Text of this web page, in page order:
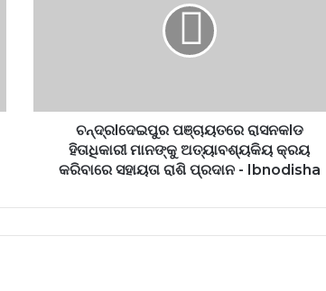
ଚନ୍ଦ୍ରlଦେଇପୁର ପଞ୍ଚାୟତରେ ରାସନକlଡ
ହିତାଧିକାରୀ ମାନଙ୍କୁ ଅତ୍ୟାବଶ୍ୟକିୟ କ୍ରୟ
କରିବାରେ ସହାୟତା ରାଶି ପ୍ରଦାନ - Ibnodisha